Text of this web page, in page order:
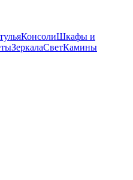
КонсолиШкафы и
ЗеркалаСветКамины